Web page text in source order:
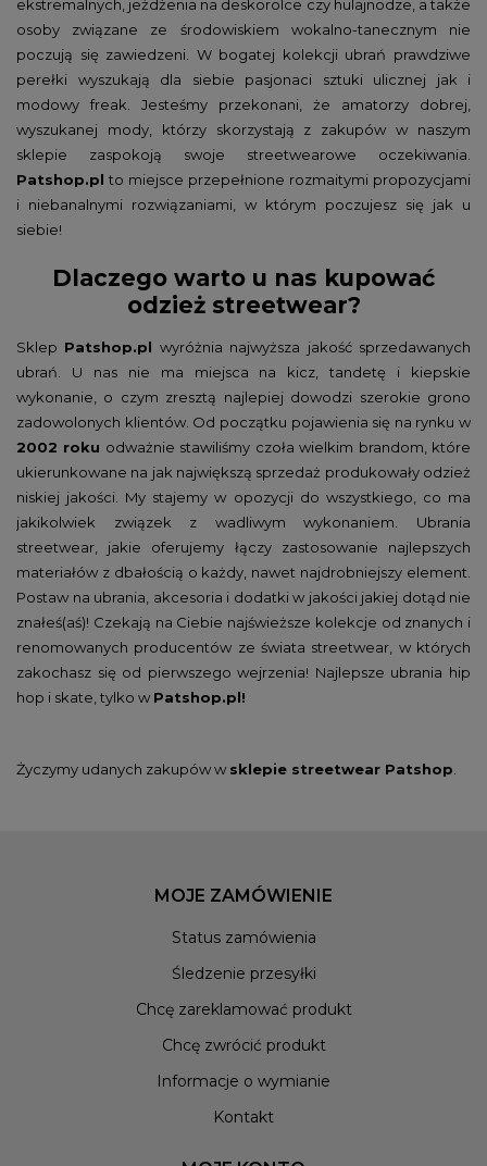
ekstremalnych, jeżdżenia na deskorolce czy hulajnodze, a także
osoby związane ze środowiskiem wokalno-tanecznym nie
poczują się zawiedzeni. W bogatej kolekcji ubrań prawdziwe
perełki wyszukają dla siebie pasjonaci sztuki ulicznej jak i
modowy freak. Jesteśmy przekonani, że amatorzy dobrej,
wyszukanej mody, którzy skorzystają z zakupów w naszym
sklepie zaspokoją swoje streetwearowe oczekiwania.
Patshop.pl to miejsce przepełnione rozmaitymi propozycjami
i niebanalnymi rozwiązaniami, w którym poczujesz się jak u
siebie!
Dlaczego warto u nas kupować
odzież streetwear?
Sklep Patshop.pl wyróżnia najwyższa jakość sprzedawanych
ubrań. U nas nie ma miejsca na kicz, tandetę i kiepskie
wykonanie, o czym zresztą najlepiej dowodzi szerokie grono
zadowolonych klientów. Od początku pojawienia się na rynku w
2002 roku odważnie stawiliśmy czoła wielkim brandom, które
ukierunkowane na jak największą sprzedaż produkowały odzież
niskiej jakości. My stajemy w opozycji do wszystkiego, co ma
jakikolwiek związek z wadliwym wykonaniem. Ubrania
streetwear, jakie oferujemy łączy zastosowanie najlepszych
materiałów z dbałością o każdy, nawet najdrobniejszy element.
Postaw na ubrania, akcesoria i dodatki w jakości jakiej dotąd nie
znałeś(aś)! Czekają na Ciebie najświeższe kolekcje od znanych i
renomowanych producentów ze świata streetwear, w których
zakochasz się od pierwszego wejrzenia! Najlepsze ubrania hip
hop i skate, tylko w Patshop.pl!
Życzymy udanych zakupów w sklepie streetwear Patshop
MOJE ZAMÓWIENIE
Status zamówienia
Śledzenie przesyłki
Chcę zareklamować produkt
Chcę zwrócić produkt
Informacje o wymianie
Kontakt